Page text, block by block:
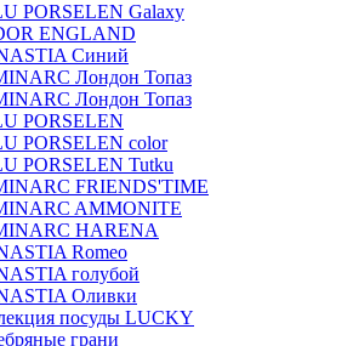
PORSELEN Galaxy
ENGLAND
Синий
Лондон Топаз
Лондон Топаз
PORSELEN
PORSELEN color
PORSELEN Tutku
FRIENDS'TIME
AMMONITE
HARENA
Romeo
голубой
Оливки
посуды LUCKY
грани